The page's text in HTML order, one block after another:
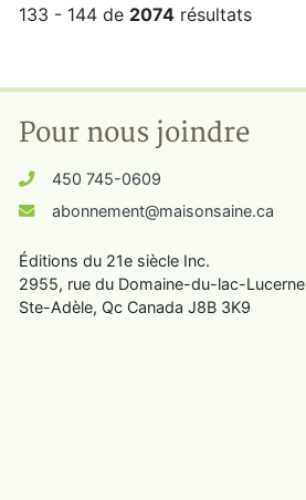
133 - 144 de 2074 résultats
Pour nous joindre
450 745-0609
abonnement@maisonsaine.ca
Éditions du 21e siècle Inc.
2955, rue du Domaine-du-lac-Lucerne
Ste-Adèle, Qc Canada J8B 3K9